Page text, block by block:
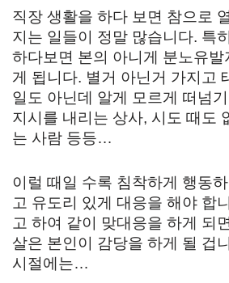
직장 생활을 하다 보면 참으로
지는 일들이 정말 많습니다. 특
하다보면 본의 아니게 분노유
게 됩니다. 별거 아닌거 가지고
일도 아닌데 알게 모르게 떠넘
지시를 내리는 상사, 시도 때도
는 사람 등등…
이럴 때일 수록 침착하게 행동
고 유도리 있게 대응을 해야 합
고 하여 같이 맞대응을 하게 되
살은 본인이 감당을 하게 될 겁
시절에는…